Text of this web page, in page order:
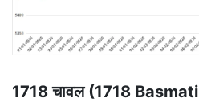
1718 चावल (1718